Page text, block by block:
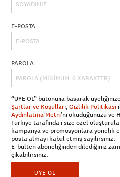
E-POSTA
PAROLA
“ÜYE OL” butonuna basarak
Şartlar ve Koşulları, Gizlilik Politikası
Aydınlatma Metni’ni okuduğunuzu ve
Türkiye tarafından size özel
kampanya ve promosyonlara yönelik
posta almayı kabul etmiş sayılırsınız.
E-bülten aboneliğinden dilediğiniz
çıkabilirsiniz.
ÜYE OL